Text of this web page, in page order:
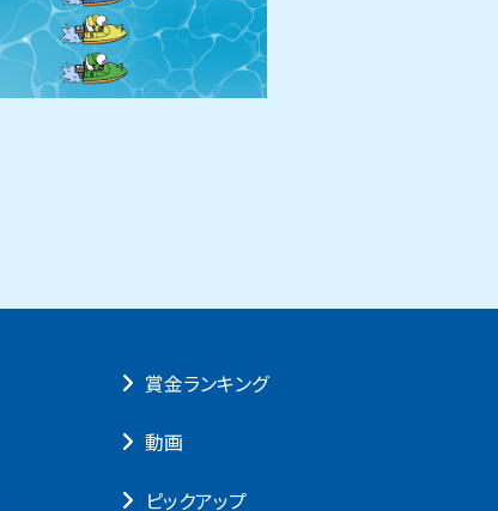
賞⾦ランキング
動画
ピックアップ